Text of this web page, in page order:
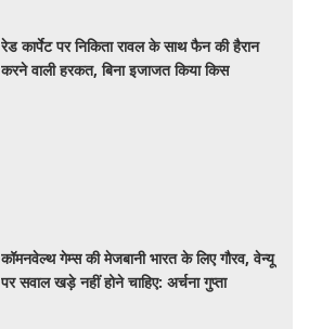
रेड कार्पेट पर निकिता रावल के साथ फैन की हैरान
करने वाली हरकत, बिना इजाजत किया किस
कॉमनवेल्थ गेम्स की मेजबानी भारत के लिए गौरव, वेन्यू
पर सवाल खड़े नहीं होने चाहिए: अर्चना गुप्ता